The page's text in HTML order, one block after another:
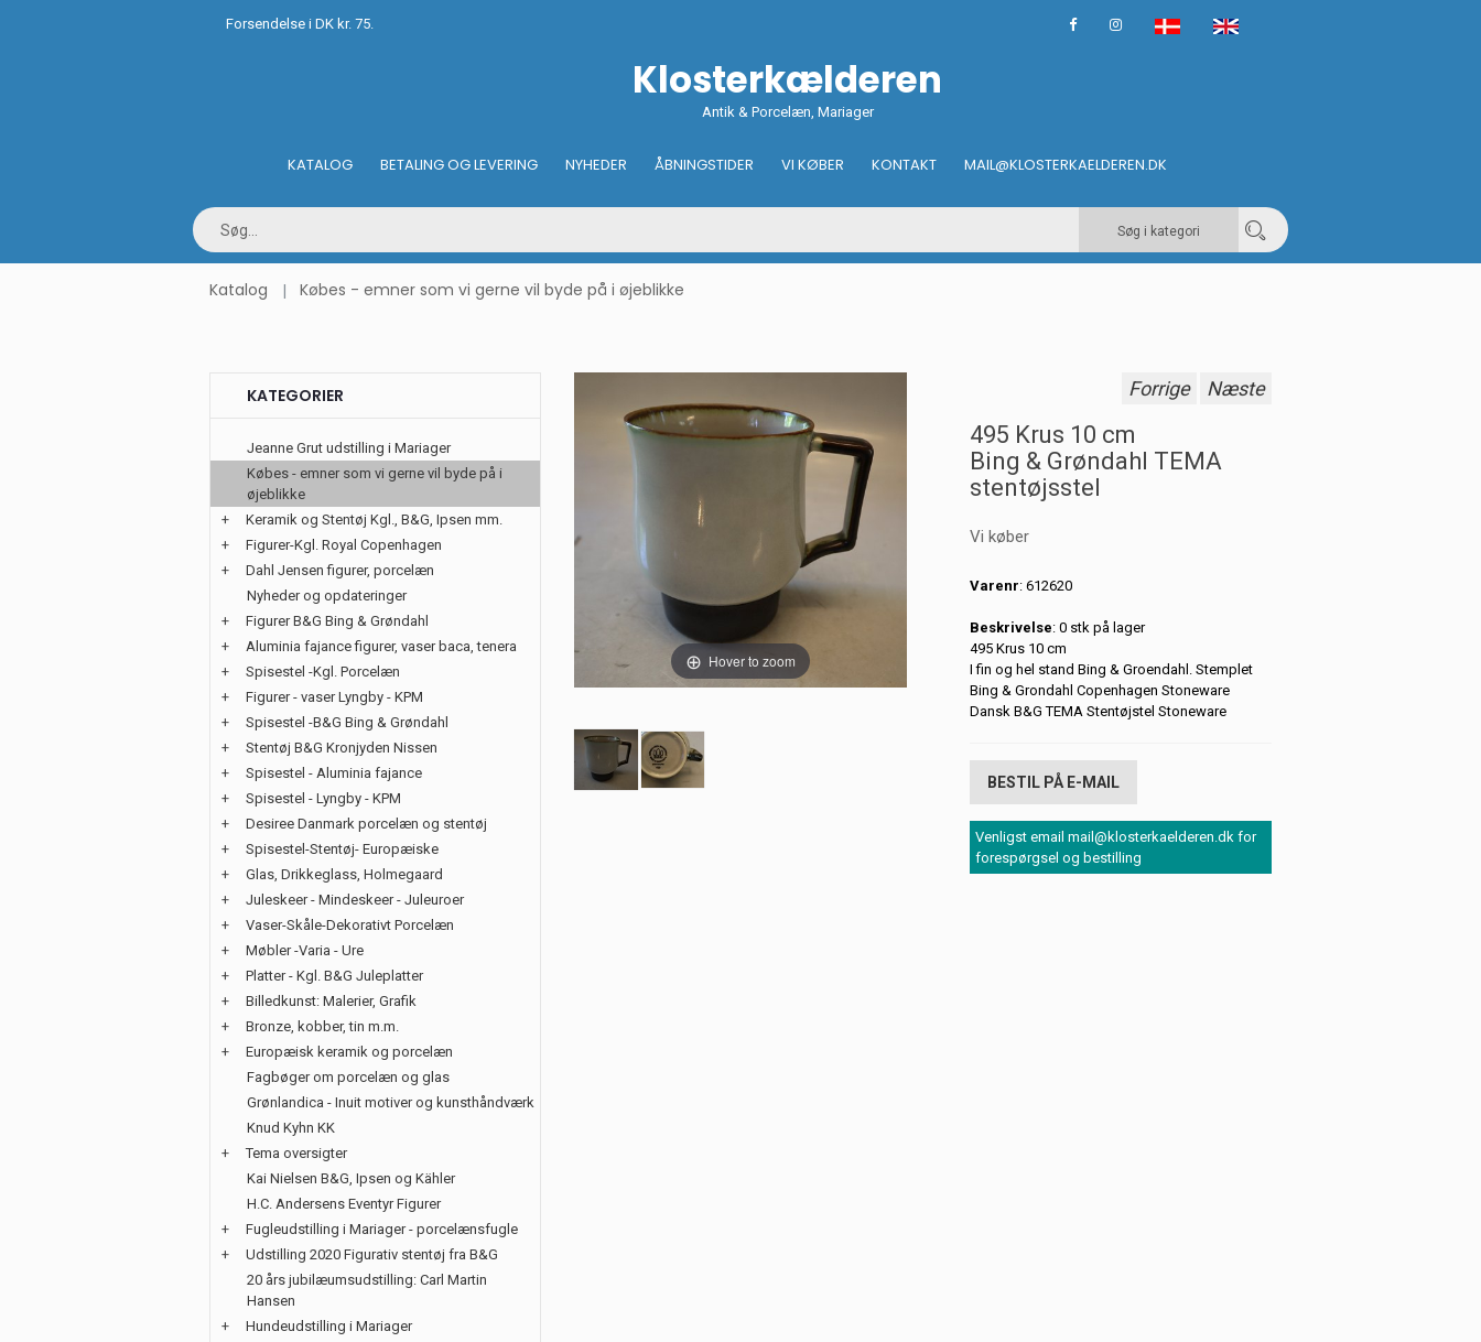
Forsendelse i DK kr. 75.
Klosterkælderen
Antik & Porcelæn, Mariager
KATALOG BETALING OG LEVERING NYHEDER ÅBNINGSTIDER VI KØBER KONTAKT MAIL@KLOSTERKAELDEREN.DK
Søg i kategori
Katalog Købes - emner som vi gerne vil byde på i øjeblikke
KATEGORIER
Jeanne Grut udstilling i Mariager
Købes - emner som vi gerne vil byde på i
øjeblikke
+
Keramik og Stentøj Kgl., B&G, Ipsen mm.
+
Figurer-Kgl. Royal Copenhagen
+
Dahl Jensen figurer, porcelæn
Nyheder og opdateringer
+
Figurer B&G Bing & Grøndahl
+
Aluminia fajance figurer, vaser baca, tenera
+
Spisestel -Kgl. Porcelæn
+
Figurer - vaser Lyngby - KPM
+
Spisestel -B&G Bing & Grøndahl
+
Stentøj B&G Kronjyden Nissen
+
Spisestel - Aluminia fajance
+
Spisestel - Lyngby - KPM
+
Desiree Danmark porcelæn og stentøj
+
Spisestel-Stentøj- Europæiske
+
Glas, Drikkeglass, Holmegaard
+
Juleskeer - Mindeskeer - Juleuroer
+
Vaser-Skåle-Dekorativt Porcelæn
+
Møbler -Varia - Ure
+
Platter - Kgl. B&G Juleplatter
+
Billedkunst: Malerier, Grafik
+
Bronze, kobber, tin m.m.
+
Europæisk keramik og porcelæn
Fagbøger om porcelæn og glas
Grønlandica - Inuit motiver og kunsthåndværk
Knud Kyhn KK
+
Tema oversigter
Kai Nielsen B&G, Ipsen og Kähler
H.C. Andersens Eventyr Figurer
+
Fugleudstilling i Mariager - porcelænsfugle
+
Udstilling 2020 Figurativ stentøj fra B&G
20 års jubilæumsudstilling: Carl Martin
Hansen
+
Hundeudstilling i Mariager
Hover to zoom
Forrige Næste
495 Krus 10 cm
Bing & Grøndahl TEMA
stentøjsstel
Vi køber
Varenr: 612620
Beskrivelse: 0 stk på lager
495 Krus 10 cm
I fin og hel stand Bing & Groendahl. Stemplet
Bing & Grondahl Copenhagen Stoneware
Dansk B&G TEMA Stentøjstel Stoneware
BESTIL PÅ E-MAIL
Venligst email mail@klosterkaelderen.dk for
forespørgsel og bestilling